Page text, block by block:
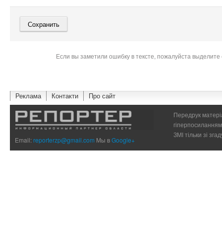
Если вы заметили ошибку в тексте, пожалуйста
Реклама Контакти Про сайт
Email:reporterzp@gmail.com Мы вGoogle+
Передрук
ЗМІ тільки зі